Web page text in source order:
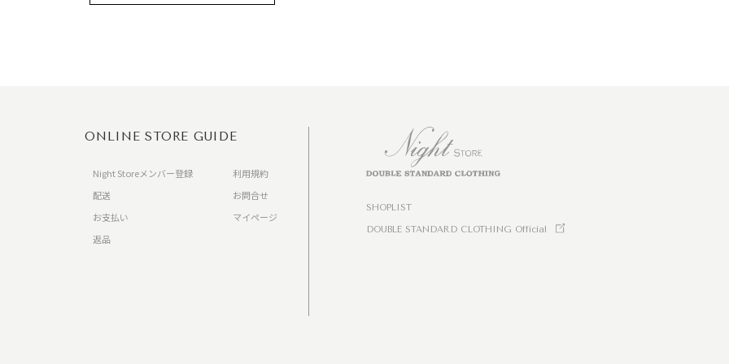
ONLINE STORE GUIDE
Night Storeメンバー登録
配送
お支払い
返品
利用規約
お問合せ
マイページ
SHOPLIST
DOUBLE STANDARD CLOTHING Official